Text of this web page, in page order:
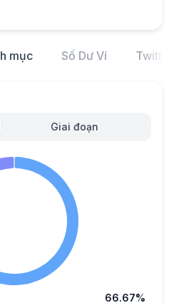
mục Số Dư Ví Twitter
Giai đoạn
66.67%